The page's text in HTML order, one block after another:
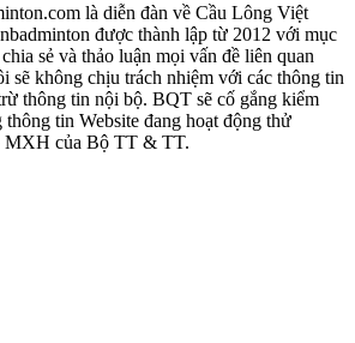
là diễn đàn về Cầu Lông Việt
được thành lập từ 2012 với mục
sẻ và thảo luận mọi vấn đề liên quan
sẽ không chịu trách nhiệm với các thông tin
thông tin nội bộ. BQT sẽ cố gắng kiểm
thông tin Website đang hoạt động thử
MXH của Bộ TT & TT.